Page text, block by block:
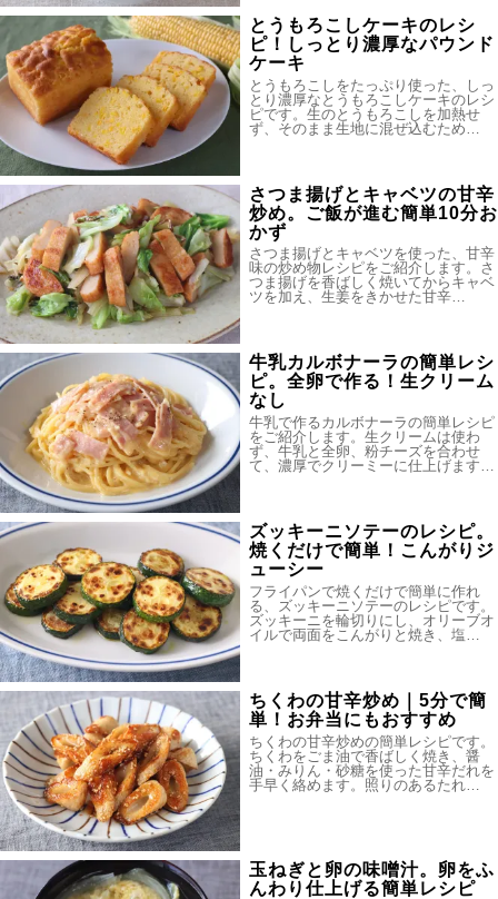
とうもろこしケーキのレシ
ピ！しっとり濃厚なパウンド
ケーキ
とうもろこしをたっぷり使った、しっ
とり濃厚なとうもろこしケーキのレシ
ピです。生のとうもろこしを加熱せ
ず、そのまま生地に混ぜ込むため…
さつま揚げとキャベツの甘辛
炒め。ご飯が進む簡単10分お
かず
さつま揚げとキャベツを使った、甘辛
味の炒め物レシピをご紹介します。さ
つま揚げを香ばしく焼いてからキャベ
ツを加え、生姜をきかせた甘辛…
牛乳カルボナーラの簡単レシ
ピ。全卵で作る！生クリーム
なし
牛乳で作るカルボナーラの簡単レシピ
をご紹介します。生クリームは使わ
ず、牛乳と全卵、粉チーズを合わせ
て、濃厚でクリーミーに仕上げます…
ズッキーニソテーのレシピ。
焼くだけで簡単！こんがりジ
ューシー
フライパンで焼くだけで簡単に作れ
る、ズッキーニソテーのレシピです。
ズッキーニを輪切りにし、オリーブオ
イルで両面をこんがりと焼き、塩…
ちくわの甘辛炒め｜5分で簡
単！お弁当にもおすすめ
ちくわの甘辛炒めの簡単レシピです。
ちくわをごま油で香ばしく焼き、醤
油・みりん・砂糖を使った甘辛だれを
手早く絡めます。照りのあるたれ…
玉ねぎと卵の味噌汁。卵をふ
んわり仕上げる簡単レシピ